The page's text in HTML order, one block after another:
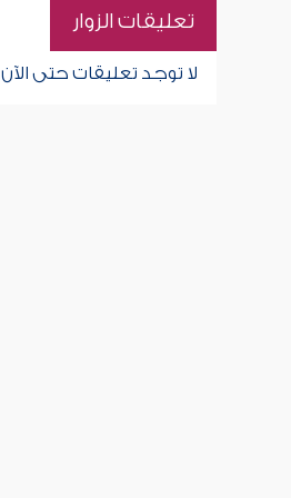
تعليقات الزوار
لا توجد تعليقات حتى الآن